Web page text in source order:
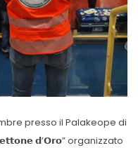
presso il Palakeope di
𝗱’𝗢𝗿𝗼” organizzato